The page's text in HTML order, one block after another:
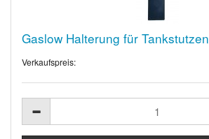
Gaslow Halterung für Tankstutzen
Verkaufspreis: